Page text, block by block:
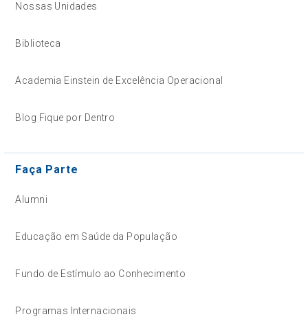
Nossas Unidades
Biblioteca
Academia Einstein de Excelência Operacional
Blog Fique por Dentro
Faça Parte
Alumni
Educação em Saúde da População
Fundo de Estímulo ao Conhecimento
Programas Internacionais